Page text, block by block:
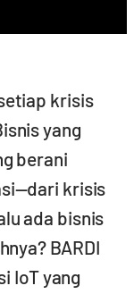
krisis
yang
berani
krisis
ada bisnis
BARDI
IoT yang